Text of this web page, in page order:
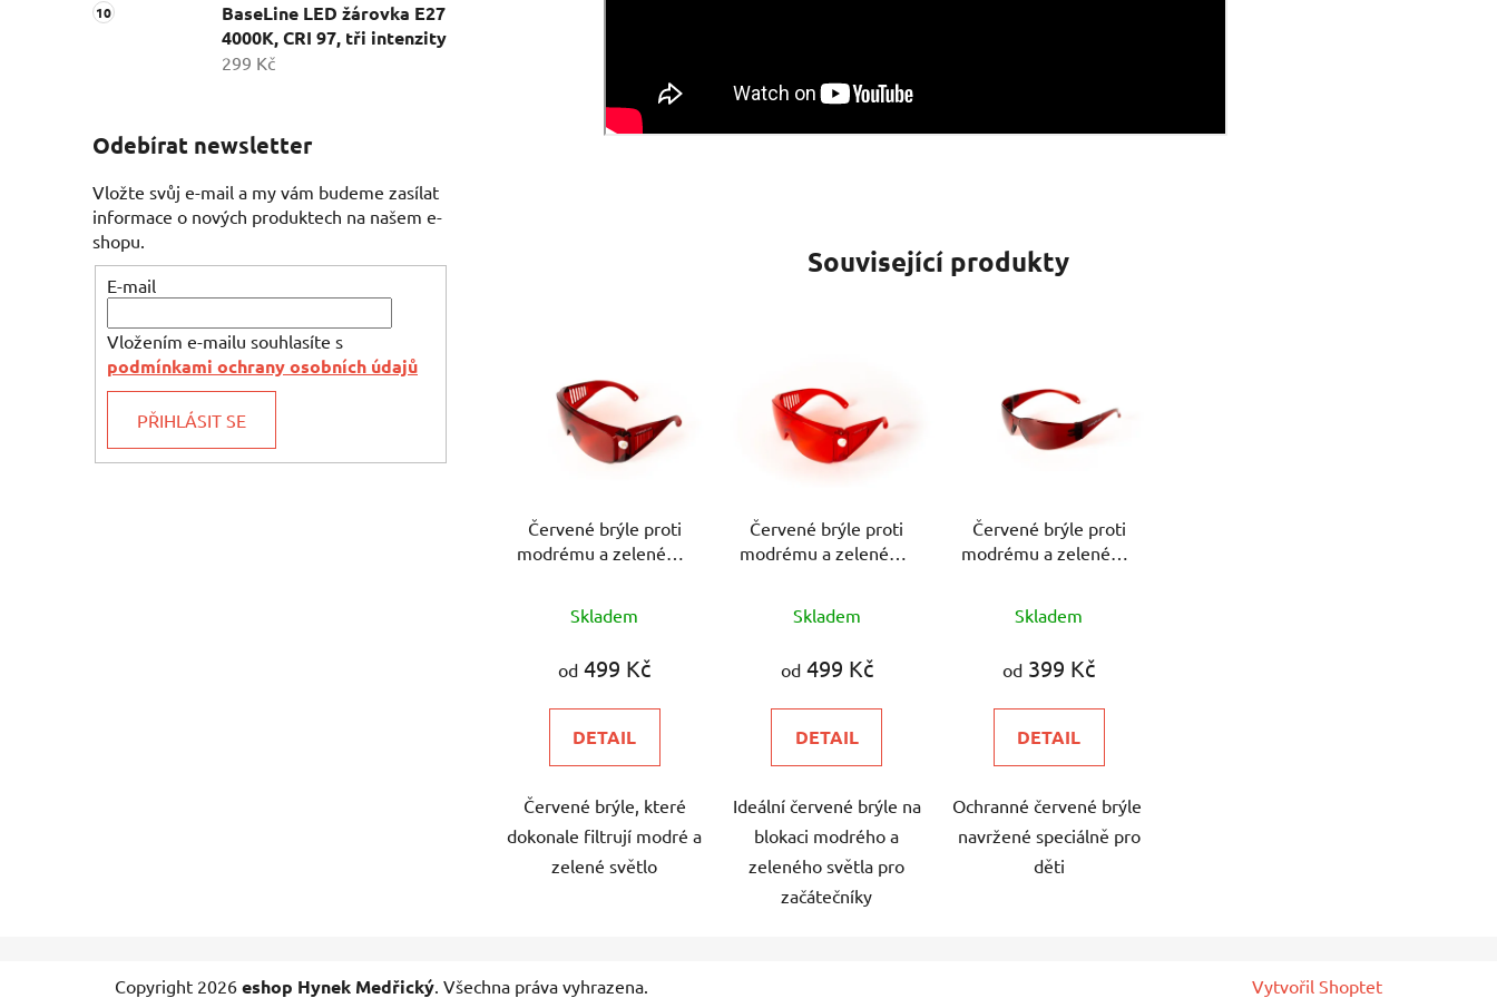
BaseLine LED žárovka E27
4000K, CRI 97, tři intenzity
299 Kč
Odebírat newsletter
Vložte svůj e-mail a my vám budeme zasílat
informace o nových produktech na našem e-
shopu.
E-mail
Vložením e-mailu souhlasíte s
podmínkami ochrany osobních údajů
PŘIHLÁSIT SE
Související produkty
Červené brýle proti
modrému a zelenému
hodnocení
produktu
4,8
z
hvězdiček.
Skladem
od 499 Kč
DETAIL
Červené brýle, které
dokonale filtrují modré a
zelené světlo
Červené brýle proti
modrému a zelenému
hodnocení
produktu
4,9
z
hvězdiček.
Skladem
od499 Kč
DETAIL
Ideální červené brýle na
blokaci modrého a
zeleného světla pro
začátečníky
Červené brýle proti
modrému a zelenému
hodnocení
produktu
5,0
z
hvězdiček.
Skladem
od 399 Kč
DETAIL
Ochranné červené brýle
navržené speciálně pro
děti
Vytvořil Shoptet
Copyright 2026 eshop Hynek Medřický . Všechna práva vyhrazena.